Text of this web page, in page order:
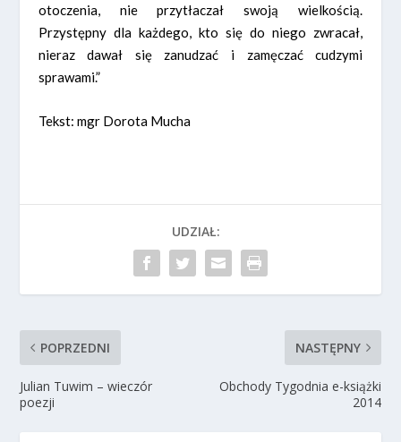
otoczenia, nie przytłaczał swoją wielkością.
Przystępny dla każdego, kto się do niego zwracał,
nieraz dawał się zanudzać i zamęczać cudzymi
sprawami.”
Tekst: mgr Dorota Mucha
UDZIAŁ:
POPRZEDNI
Julian Tuwim – wieczór
poezji
NASTĘPNY
Obchody Tygodnia e-książki
2014